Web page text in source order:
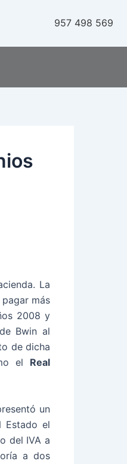
957 498 569
La
más
2008 y
Bwin al
de dicha
el Real
un
Estado el
del IVA a
a dos